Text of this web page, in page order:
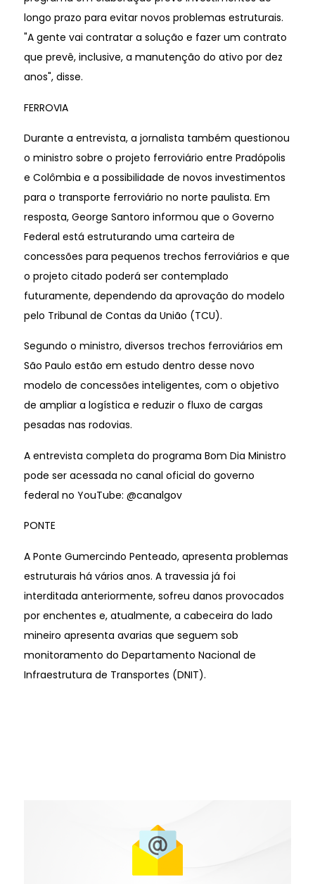
longo prazo para evitar novos problemas estruturais.
"A gente vai contratar a solução e fazer um contrato
que prevê, inclusive, a manutenção do ativo por dez
anos", disse.
FERROVIA
Durante a entrevista, a jornalista também questionou
o ministro sobre o projeto ferroviário entre Pradópolis
e Colômbia e a possibilidade de novos investimentos
para o transporte ferroviário no norte paulista. Em
resposta, George Santoro informou que o Governo
Federal está estruturando uma carteira de
concessões para pequenos trechos ferroviários e que
o projeto citado poderá ser contemplado
futuramente, dependendo da aprovação do modelo
pelo Tribunal de Contas da União (TCU).
Segundo o ministro, diversos trechos ferroviários em
São Paulo estão em estudo dentro desse novo
modelo de concessões inteligentes, com o objetivo
de ampliar a logística e reduzir o fluxo de cargas
pesadas nas rodovias.
A entrevista completa do programa Bom Dia Ministro
pode ser acessada no canal oficial do governo
federal no YouTube: @canalgov
PONTE
A Ponte Gumercindo Penteado, apresenta problemas
estruturais há vários anos. A travessia já foi
interditada anteriormente, sofreu danos provocados
por enchentes e, atualmente, a cabeceira do lado
mineiro apresenta avarias que seguem sob
monitoramento do Departamento Nacional de
Infraestrutura de Transportes (DNIT).